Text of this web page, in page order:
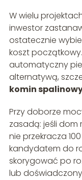
W wielu
inwestor
ostatecznie
koszt
automatyczny
alternatywą,
komin
Przy doborze
zasadą: jeśli
nie przekracza
kandydatem do
skorygować po
lub